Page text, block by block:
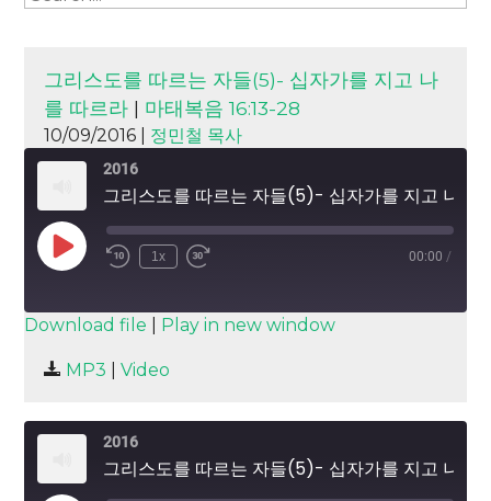
그리스도를 따르는 자들(5)- 십자가를 지고 나
를 따르라 | 마태복음 16:13-28
10/09/2016 | 정민철 목사
2016
Play
Episode
1x 00:00 /
SUBSCRIBE
RSS FEED
SHARE
Download file Play in new window
MP3 Video
2016